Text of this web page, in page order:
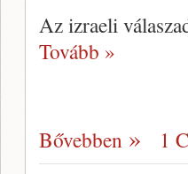
Az izraeli
Tovább »
Bővebben 1